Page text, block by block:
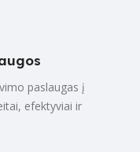
paslaugas į
efektyviai ir